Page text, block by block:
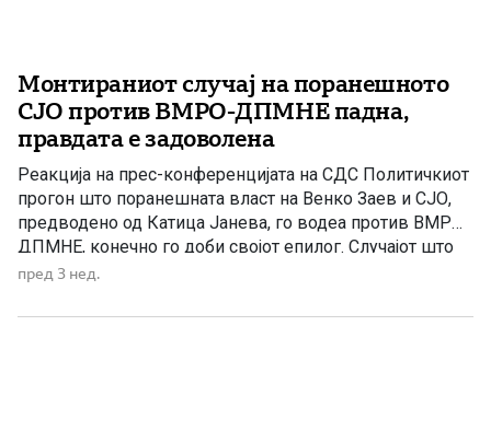
Монтираниот случај на поранешното
СЈО против ВМРО-ДПМНЕ падна,
правдата е задоволена
Реакција на прес-конференцијата на СДС Политичкиот
прогон што поранешната власт на Венко Заев и СЈО,
предводено од Катица Јанева, го водеа против ВМРО-
ДПМНЕ, конечно го доби својот епилог. Случајот што
го водеше Ленче Ристоска, и покрај тоа што имаше
политички конструкции и правни лавиринти. Со падот
пред 3 нед.